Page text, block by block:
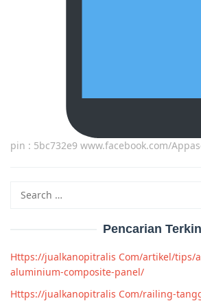
pin : 5bc732e9 www.facebook.com/
for:
Pencarian
Https://jualkanopitralis Com/artikel/tips/
aluminium-composite-panel/
Https://jualkanopitralis Com/railing-